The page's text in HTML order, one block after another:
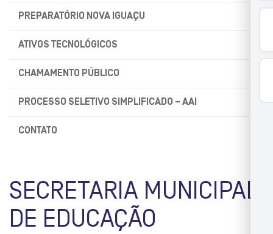
PREPARATÓRIO NOVA IGUAÇU
ATIVOS TECNOLÓGICOS
CHAMAMENTO PÚBLICO
PROCESSO SELETIVO SIMPLIFICADO – AAI
CONTATO
SECRETARIA MUNICIPAL
DE EDUCAÇÃO